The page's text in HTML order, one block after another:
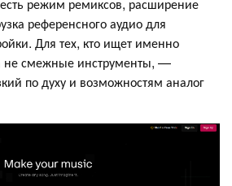
режим ремиксов, расширение
референсного аудио для
Для тех, кто ищет именно
не смежные инструменты, —
по духу и возможностям аналог